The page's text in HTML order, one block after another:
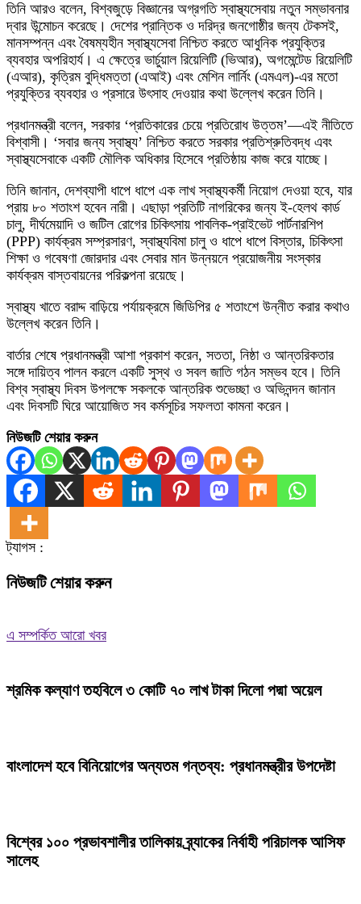
তিনি আরও বলেন, বিশ্বজুড়ে বিজ্ঞানের অগ্রগতি স্বাস্থ্যসেবায় নতুন সম্ভাবনার
দ্বার উন্মোচন করেছে। দেশের প্রান্তিক ও দরিদ্র জনগোষ্ঠীর জন্য টেকসই,
মানসম্পন্ন এবং বৈষম্যহীন স্বাস্থ্যসেবা নিশ্চিত করতে আধুনিক প্রযুক্তির
ব্যবহার অপরিহার্য। এ ক্ষেত্রে ভার্চুয়াল রিয়েলিটি (ভিআর), অগমেন্টেড রিয়েলিটি
(এআর), কৃত্রিম বুদ্ধিমত্তা (এআই) এবং মেশিন লার্নিং (এমএল)-এর মতো
প্রযুক্তির ব্যবহার ও প্রসারে উৎসাহ দেওয়ার কথা উল্লেখ করেন তিনি।
প্রধানমন্ত্রী বলেন, সরকার ‘প্রতিকারের চেয়ে প্রতিরোধ উত্তম’—এই নীতিতে
বিশ্বাসী। ‘সবার জন্য স্বাস্থ্য’ নিশ্চিত করতে সরকার প্রতিশ্রুতিবদ্ধ এবং
স্বাস্থ্যসেবাকে একটি মৌলিক অধিকার হিসেবে প্রতিষ্ঠায় কাজ করে যাচ্ছে।
তিনি জানান, দেশব্যাপী ধাপে ধাপে এক লাখ স্বাস্থ্যকর্মী নিয়োগ দেওয়া হবে, যার
প্রায় ৮০ শতাংশ হবেন নারী। এছাড়া প্রতিটি নাগরিকের জন্য ই-হেলথ কার্ড
চালু, দীর্ঘমেয়াদি ও জটিল রোগের চিকিৎসায় পাবলিক-প্রাইভেট পার্টনারশিপ
(PPP) কার্যক্রম সম্প্রসারণ, স্বাস্থ্যবিমা চালু ও ধাপে ধাপে বিস্তার, চিকিৎসা
শিক্ষা ও গবেষণা জোরদার এবং সেবার মান উন্নয়নে প্রয়োজনীয় সংস্কার
কার্যক্রম বাস্তবায়নের পরিকল্পনা রয়েছে।
স্বাস্থ্য খাতে বরাদ্দ বাড়িয়ে পর্যায়ক্রমে জিডিপির ৫ শতাংশে উন্নীত করার কথাও
উল্লেখ করেন তিনি।
বার্তার শেষে প্রধানমন্ত্রী আশা প্রকাশ করেন, সততা, নিষ্ঠা ও আন্তরিকতার
সঙ্গে দায়িত্ব পালন করলে একটি সুস্থ ও সবল জাতি গঠন সম্ভব হবে। তিনি
বিশ্ব স্বাস্থ্য দিবস উপলক্ষে সকলকে আন্তরিক শুভেচ্ছা ও অভিনন্দন জানান
এবং দিবসটি ঘিরে আয়োজিত সব কর্মসূচির সফলতা কামনা করেন।
নিউজটি শেয়ার করুন
ট্যাগস :
নিউজটি শেয়ার করুন
এ সম্পর্কিত আরো খবর
শ্রমিক কল্যাণ তহবিলে ৩ কোটি ৭০ লাখ টাকা দিলো পদ্মা অয়েল
বাংলাদেশ হবে বিনিয়োগের অন্যতম গন্তব্য: প্রধানমন্ত্রীর উপদেষ্টা
বিশ্বের ১০০ প্রভাবশালীর তালিকায় ব্র্যাকের নির্বাহী পরিচালক আসিফ
সালেহ